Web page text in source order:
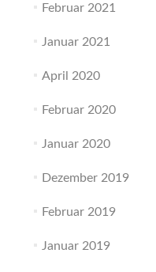
Februar 2021
Januar 2021
April 2020
Februar 2020
Januar 2020
Dezember 2019
Februar 2019
Januar 2019